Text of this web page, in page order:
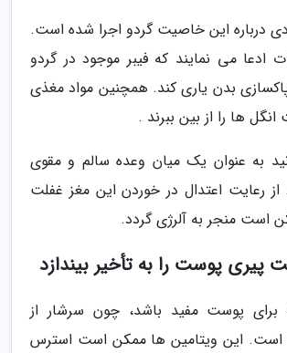
درباره این خاصیت گردو اجرا شده است.
ادعا می نمایند که فیبر موجود در گردو
بدن یاری کند. همچنین مواد مغذی
ها را از بین ببرند .
به عنوان یک میان وعده سالم و مقوی
رعایت اعتدال در خوردن این مغز غفلت
است منجر به آلرژی گردد.
برای پوست مفید باشد، چون سرشار از
ویتامین های B است. این ویتامین ها ممکن است استرس